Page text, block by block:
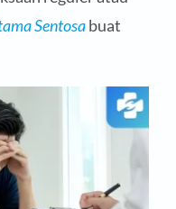
Sentosabuat